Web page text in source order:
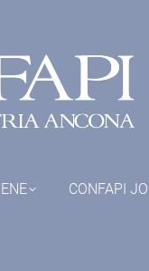
CONFAPI